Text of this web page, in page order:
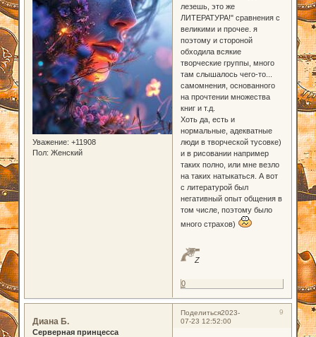
Уважение: +11908
Пол: Женский
лезешь, это же
ЛИТЕРАТУРА!" сравнения с
великими и прочее. я
поэтому и стороной
обходила всякие
творческие группы, много
там слышалось чего-то...
самомнения, основанного
на прочтении множества
книг и т.д.
Хоть да, есть и
нормальные, адекватные
люди в творческой тусовке)
и в рисовании например
таких полно, или мне везло
на таких натыкаться. А вот
с литературой был
негативный опыт общения в
том числе, поэтому было
много страхов)
Z
0
Поделиться 9
2023-
07-23 12:52:00
Диана Б.
Серверная принцесса